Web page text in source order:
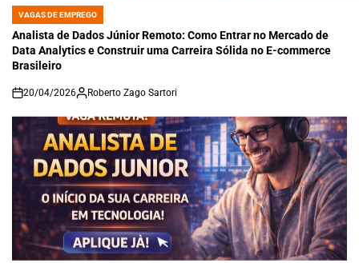
POSTED
IN
VAGAS DE EMPREGO
Analista de Dados Júnior Remoto: Como Entrar no Mercado de
Data Analytics e Construir uma Carreira Sólida no E-commerce
Brasileiro
on
20/04/2026 Roberto Zago Sartori